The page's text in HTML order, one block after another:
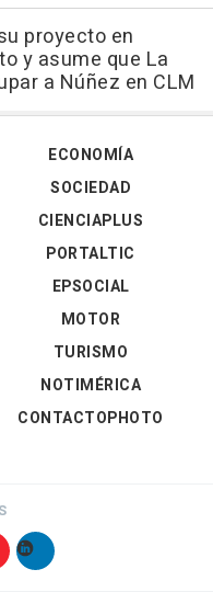
proyecto en
y asume que La
a Núñez en CLM
ECONOMÍA
SOCIEDAD
CIENCIAPLUS
PORTALTIC
EPSOCIAL
MOTOR
TURISMO
NOTIMÉRICA
CONTACTOPHOTO